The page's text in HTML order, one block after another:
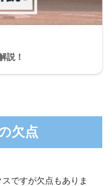
説！
欠点
ですが欠点もありま